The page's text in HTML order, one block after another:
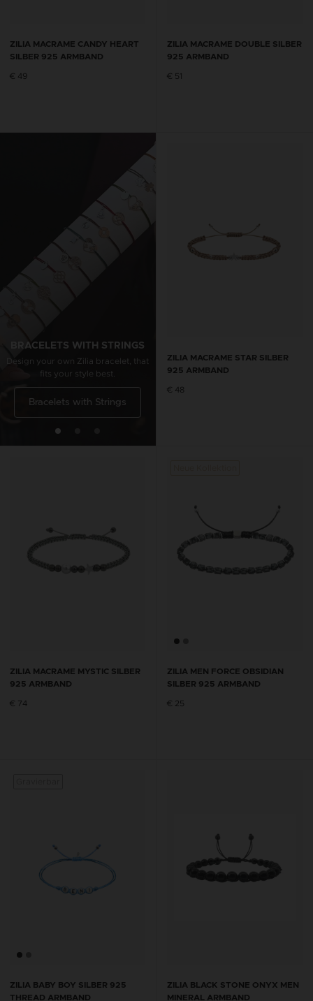
ZILIA MACRAME CANDY HEART
SILBER 925 ARMBAND
€ 49
ZILIA MACRAME DOUBLE SILBER
925 ARMBAND
€ 51
BRACELETS WITH STRINGS
Design your own Zilia bracelet, that
fits your style best.
Bracelets with Strings
Design your own Zilia anklet, that
fits your style best.
ZILIA MACRAME STAR SILBER
925 ARMBAND
€ 48
ZILIA MACRAME MYSTIC SILBER
925 ARMBAND
€ 74
ZILIA MEN FORCE OBSIDIAN
SILBER 925 ARMBAND
€ 25
ZILIA BABY BOY SILBER 925
THREAD ARMBAND
ZILIA BLACK STONE ONYX MEN
MINERAL ARMBAND